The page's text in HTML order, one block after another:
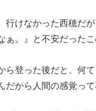
行けなかった西穂だ
ぁ。』と不安だった
ら登った後だと、何
だから人間の感覚って